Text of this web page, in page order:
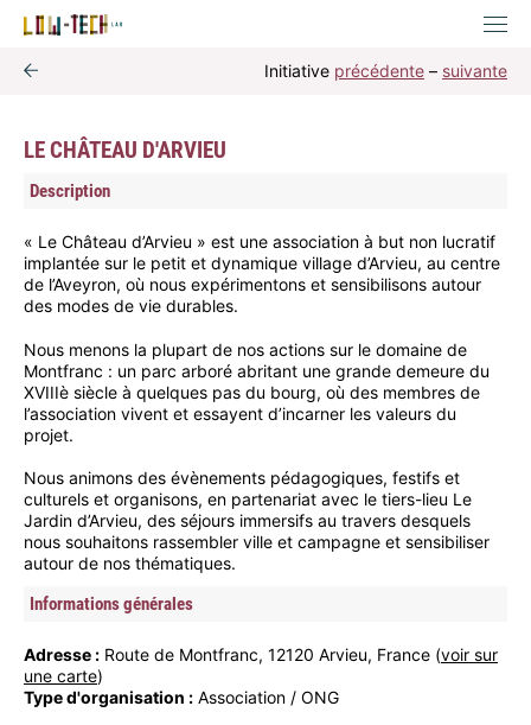
Initiative précédente – suivante
LE CHÂTEAU D'ARVIEU
Description
« Le Château d’Arvieu » est une association à but non lucratif
implantée sur le petit et dynamique village d’Arvieu, au centre
de l’Aveyron, où nous expérimentons et sensibilisons autour
des modes de vie durables.
Nous menons la plupart de nos actions sur le domaine de
Montfranc : un parc arboré abritant une grande demeure du
XVIIIè siècle à quelques pas du bourg, où des membres de
l’association vivent et essayent d’incarner les valeurs du
projet.
Nous animons des évènements pédagogiques, festifs et
culturels et organisons, en partenariat avec le tiers-lieu Le
Jardin d’Arvieu, des séjours immersifs au travers desquels
nous souhaitons rassembler ville et campagne et sensibiliser
autour de nos thématiques.
Informations générales
Adresse : Route de Montfranc, 12120 Arvieu, France (voir sur
une carte)
Type d'organisation : Association / ONG